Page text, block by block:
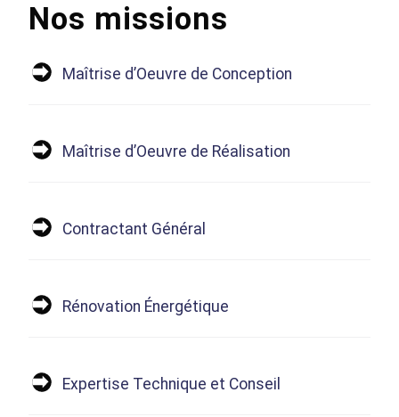
Nos missions
Maîtrise d’Oeuvre de Conception
Maîtrise d’Oeuvre de Réalisation
Contractant Général
Rénovation Énergétique
Expertise Technique et Conseil